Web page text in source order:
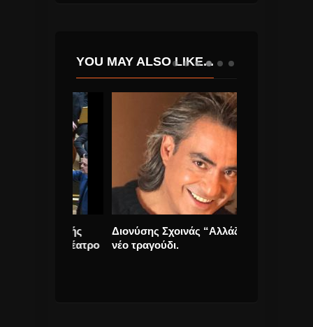
YOU MAY ALSO LIKE...
Διονύσης Σχοινάς “Αλλάζω”
νέο τραγούδι.